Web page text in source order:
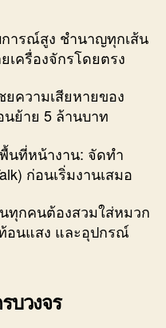
ารณ์สูง ชำนาญทุกเส้น
ครื่องจักรโดยตรง
ความเสียหายของ
นย้าย 5 ล้านบาท
นที่หน้างาน: จัดทำ
ก่อนเริ่มงานเสมอ
ทุกคนต้องสวมใส่หมวก
อนแสง และอุปกรณ์
บวงจร